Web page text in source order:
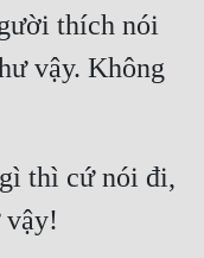
thích nói
vậy. Không
thì cứ nói đi,